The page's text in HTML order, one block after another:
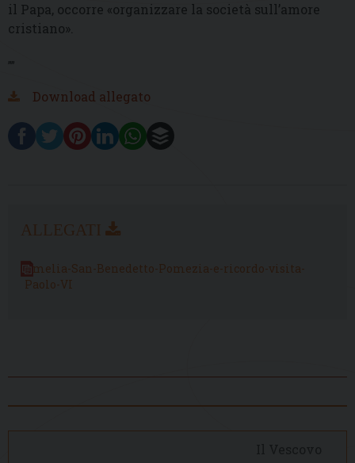
il Papa, occorre «organizzare la società sull’amore
cristiano».
””
Download allegato
Omelia-San-Benedetto-Pomezia-e-ricordo-visita-
Paolo-VI